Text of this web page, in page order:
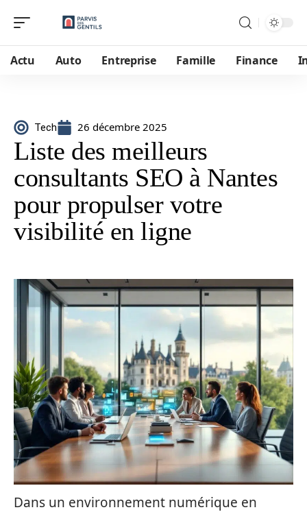
Actu Auto Entreprise Famille Finance
Tech 26 décembre 2025
Liste des meilleurs
consultants SEO à Nantes
pour propulser votre
visibilité en ligne
Dans un environnement numérique en